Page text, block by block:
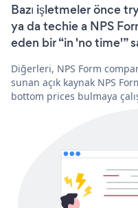
Bazı işletmeler önce
ya da techie a NPS
eden bir “in 'no time'”
Diğerleri, NPS Form
sunan açık kaynak NPS
bottom prices bulmaya